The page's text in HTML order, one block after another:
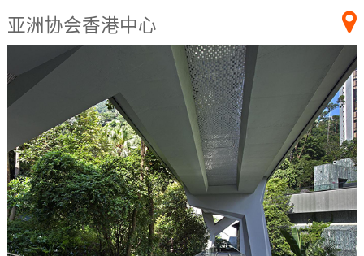
亚洲协会香港中心